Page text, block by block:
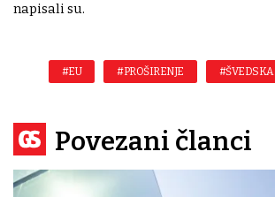
napisali su.
#EU #PROŠIRENJE #ŠVEDSKA
Povezani članci